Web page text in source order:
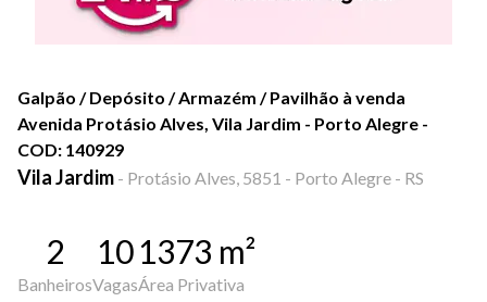
Galpão / Depósito / Armazém / Pavilhão à venda
Avenida Protásio Alves, Vila Jardim - Porto Alegre -
COD: 140929
Vila Jardim - Protásio Alves, 5851 - Porto Alegre - RS
2
Banheiros
10
Vagas
1373 m²
Área Privativa